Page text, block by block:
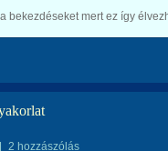
bekezdéseket mert ez így
2 hozzászólás